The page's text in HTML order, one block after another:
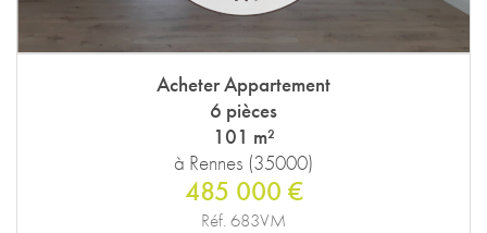
Acheter Appartement
6 pièces
101 m²
à Rennes (35000)
485 000 €
Réf. 683VM